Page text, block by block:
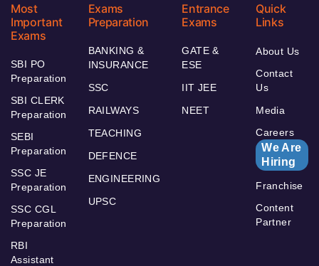
Most
Important
Exams
SBI PO
Preparation
SBI CLERK
Preparation
SEBI
Preparation
SSC JE
Preparation
SSC CGL
Preparation
RBI
Assistant
Exams
Preparation
BANKING &
INSURANCE
SSC
RAILWAYS
TEACHING
DEFENCE
ENGINEERING
UPSC
Entrance
Exams
GATE &
ESE
IIT JEE
NEET
Quick
Links
About Us
Contact
Us
Media
Careers
We Are
Hiring
Franchise
Content
Partner